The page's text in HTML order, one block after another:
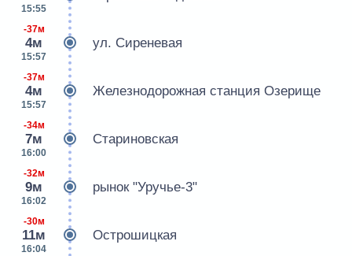
15:55
-37м
4м
15:57
ул. Сиреневая
-37м
4м
15:57
Железнодорожная станция Озерище
-34м
7м
16:00
Стариновская
-32м
9м
16:02
рынок "Уручье-3"
-30м
11м
16:04
Острошицкая